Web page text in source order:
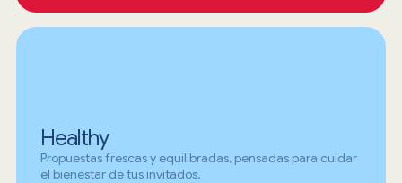
Healthy
Propuestas frescas y equilibradas, pensadas para cuidar
el bienestar de tus invitados.